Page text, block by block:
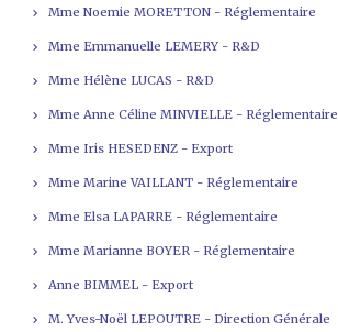
Mme Noemie MORETTON - Réglementaire
Mme Emmanuelle LEMERY - R&D
Mme Hélène LUCAS - R&D
Mme Anne Céline MINVIELLE - Réglementaire
Mme Iris HESEDENZ - Export
Mme Marine VAILLANT - Réglementaire
Mme Elsa LAPARRE - Réglementaire
Mme Marianne BOYER - Réglementaire
Anne BIMMEL - Export
M. Yves-Noël LEPOUTRE - Direction Générale